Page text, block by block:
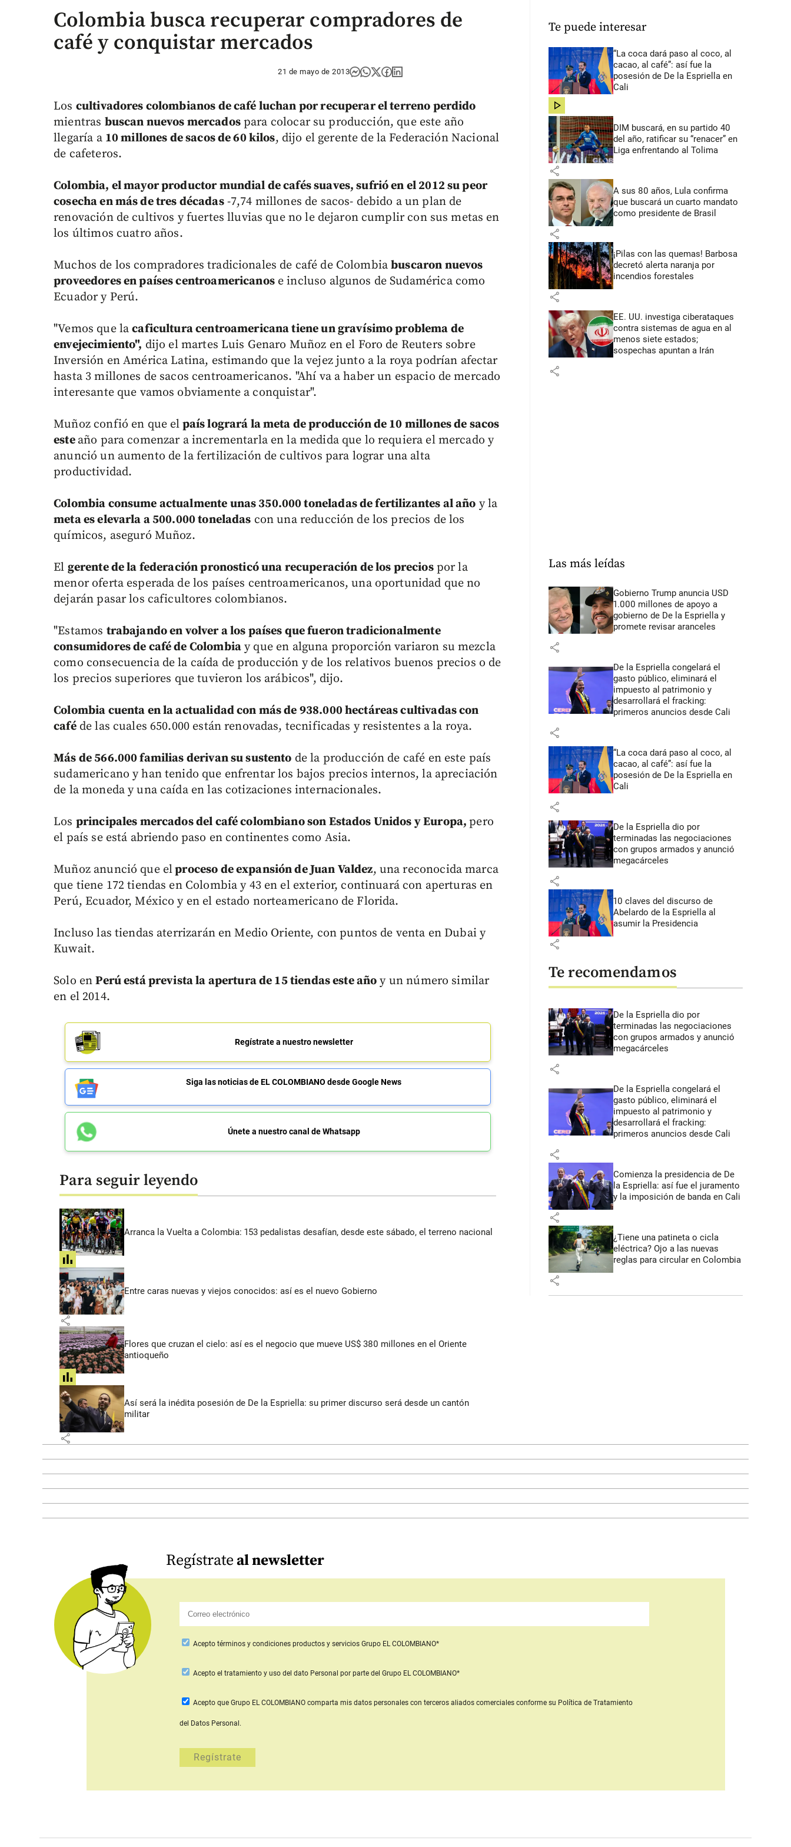
Colombia busca recuperar compradores de
café y conquistar mercados
21 de mayo de 2013
Los cultivadores colombianos de café luchan por recuperar el terreno perdido
mientras buscan nuevos mercadospara colocar su producción, que este año
llegaría a 10 millones de sacos de 60 kilos, dijo el gerente de la Federación Nacional
de cafeteros.
Colombia, el mayor productor mundial de cafés suaves, sufrió en el 2012 su peor
cosecha en más de tres décadas-7,74 millones de sacos- debido a un plan de
renovación de cultivos y fuertes lluvias que no le dejaron cumplir con sus metas en
los últimos cuatro años.
Muchos de los compradores tradicionales de café de Colombiabuscaron nuevos
proveedores en países centroamericanose incluso algunos de Sudamérica como
Ecuador y Perú.
"Vemos que lacaficultura centroamericana tiene un gravísimo problema de
envejecimiento", dijo el martes Luis Genaro Muñoz en el Foro de Reuters sobre
Inversión en América Latina, estimando que la vejez junto a la roya podrían afectar
hasta 3 millones de sacos centroamericanos. "Ahí va a haber un espacio de mercado
interesante que vamos obviamente a conquistar".
Muñoz confió en que el país logrará la meta de producción de 10 millones de sacos
este año para comenzar a incrementarla en la medida que lo requiera el mercado y
anunció un aumento de la fertilización de cultivos para lograr una alta
productividad.
Colombia consume actualmente unas 350.000 toneladas de fertilizantes al año y la
meta es elevarla a 500.000 toneladas con una reducción de los precios de los
químicos, aseguró Muñoz.
El gerente de la federación pronosticó una recuperación de los preciospor la
menor oferta esperada de los países centroamericanos, una oportunidad que no
dejarán pasar los caficultores colombianos.
"Estamos trabajando en volver a los países que fueron tradicionalmente
consumidores de café de Colombia y que en alguna proporción variaron su mezcla
como consecuencia de la caída de producción y de los relativos buenos precios o de
los precios superiores que tuvieron los arábicos", dijo.
Colombia cuenta en la actualidad con más de 938.000 hectáreas cultivadas con
caféde las cuales 650.000 están renovadas, tecnificadas y resistentes a la roya.
Más de 566.000 familias derivan su sustento de la producción de café en este país
sudamericano y han tenido que enfrentar los bajos precios internos, la apreciación
de la moneda y una caída en las cotizaciones internacionales.
Los principales mercados del café colombiano son Estados Unidos y Europa,pero
el país se está abriendo paso en continentes como Asia.
Muñoz anunció que elproceso de expansión de Juan Valdez, una reconocida marca
que tiene 172 tiendas en Colombia y 43 en el exterior, continuará con aperturas en
Perú, Ecuador, México y en el estado norteamericano de Florida.
Incluso las tiendas aterrizarán en Medio Oriente, con puntos de venta en Dubai y
Kuwait.
Solo enPerú está prevista la apertura de 15 tiendas este año y un número similar
en el 2014.
Regístrate a nuestro newsletter
Siga las noticias de EL COLOMBIANO desde Google News
Únete a nuestro canal de Whatsapp
Para seguir leyendo
Arranca la Vuelta a Colombia: 153 pedalistas desafían, desde este sábado, el terreno nacional
share
Entre caras nuevas y viejos conocidos: así es el nuevo Gobierno
share
Flores que cruzan el cielo: así es el negocio que mueve US$ 380 millones en el Oriente
antioqueño
share
Así será la inédita posesión de De la Espriella: su primer discurso será desde un cantón
militar
share
Te puede interesar
“La coca dará paso al coco, al
cacao, al café”: así fue la
posesión de De la Espriella en
Cali
share
DIM buscará, en su partido 40
del año, ratificar su “renacer” en
Liga enfrentando al Tolima
share
A sus 80 años, Lula confirma
que buscará un cuarto mandato
como presidente de Brasil
share
¡Pilas con las quemas! Barbosa
decretó alerta naranja por
incendios forestales
share
EE. UU. investiga ciberataques
contra sistemas de agua en al
menos siete estados;
sospechas apuntan a Irán
share
Las más leídas
Gobierno Trump anuncia USD
1.000 millones de apoyo a
gobierno de De la Espriella y
promete revisar aranceles
share
De la Espriella congelará el
gasto público, eliminará el
impuesto al patrimonio y
desarrollará el fracking:
primeros anuncios desde Cali
share
“La coca dará paso al coco, al
cacao, al café”: así fue la
posesión de De la Espriella en
Cali
share
De la Espriella dio por
terminadas las negociaciones
con grupos armados y anunció
megacárceles
share
10 claves del discurso de
Abelardo de la Espriella al
asumir la Presidencia
share
Te recomendamos
De la Espriella dio por
terminadas las negociaciones
con grupos armados y anunció
megacárceles
share
De la Espriella congelará el
gasto público, eliminará el
impuesto al patrimonio y
desarrollará el fracking:
primeros anuncios desde Cali
share
Comienza la presidencia de De
la Espriella: así fue el juramento
y la imposición de banda en Cali
share
¿Tiene una patineta o cicla
eléctrica? Ojo a las nuevas
reglas para circular en Colombia
share
Regístrateal newsletter
Acepto términos y condiciones productos y servicios Grupo EL COLOMBIANO*
Aceptoel tratamiento y uso del dato Personal por parte del Grupo EL COLOMBIANO*
Acepto que Grupo EL COLOMBIANO comparta mis datos personales con terceros aliados comercialesconforme su Política de Tratamiento
del Datos Personal.